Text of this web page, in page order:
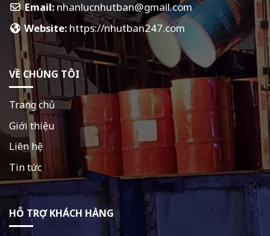
Email: nhanlucnhutban@gmail.com
Website: https://nhutban247.com
VỀ CHÚNG TÔI
Trang chủ
Giới thiệu
Liên hệ
Tin tức
HỖ TRỢ KHÁCH HÀNG